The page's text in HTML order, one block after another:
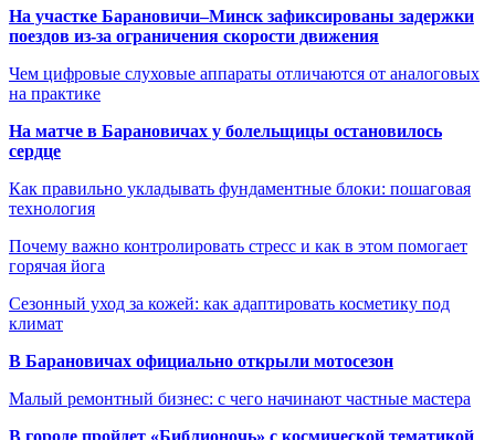
На участке Барановичи–Минск зафиксированы задержки
поездов из-за ограничения скорости движения
Чем цифровые слуховые аппараты отличаются от аналоговых
на практике
На матче в Барановичах у болельщицы остановилось
сердце
Как правильно укладывать фундаментные блоки: пошаговая
технология
Почему важно контролировать стресс и как в этом помогает
горячая йога
Сезонный уход за кожей: как адаптировать косметику под
климат
В Барановичах официально открыли мотосезон
Малый ремонтный бизнес: с чего начинают частные мастера
В городе пройдет «Библионочь» с космической тематикой